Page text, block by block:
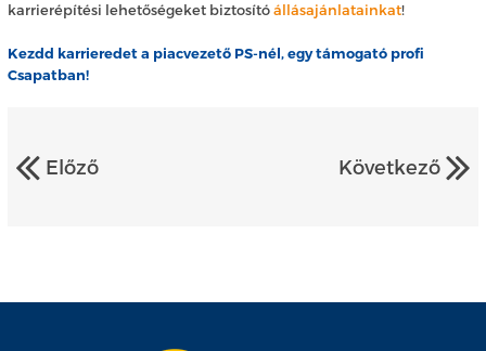
karrierépítési lehetőségeket biztosítóállásajánlatainkat!
Kezdd karrieredet a piacvezető PS-nél, egy támogató profi
Csapatban!
Előző Következő